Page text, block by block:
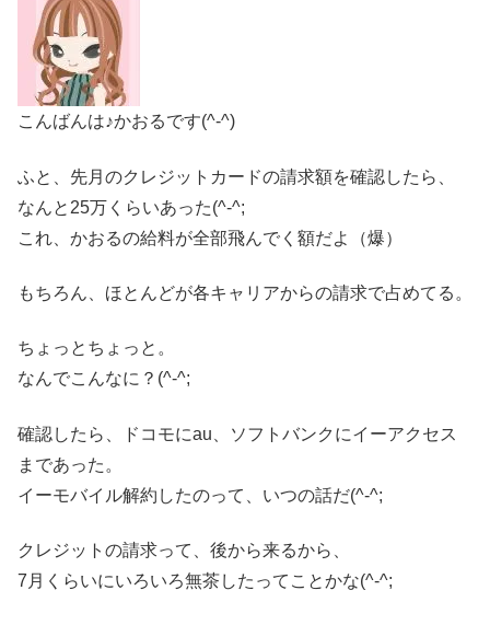
こんばんは♪かおるです(^-^)
ふと、先月のクレジットカードの請求額を確認したら、
なんと25万くらいあった(^-^;
これ、かおるの給料が全部飛んでく額だよ（爆）
もちろん、ほとんどが各キャリアからの請求で占めてる。
ちょっとちょっと。
なんでこんなに？(^-^;
確認したら、ドコモにau、ソフトバンクにイーアクセス
まであった。
イーモバイル解約したのって、いつの話だ(^-^;
クレジットの請求って、後から来るから、
7月くらいにいろいろ無茶したってことかな(^-^;